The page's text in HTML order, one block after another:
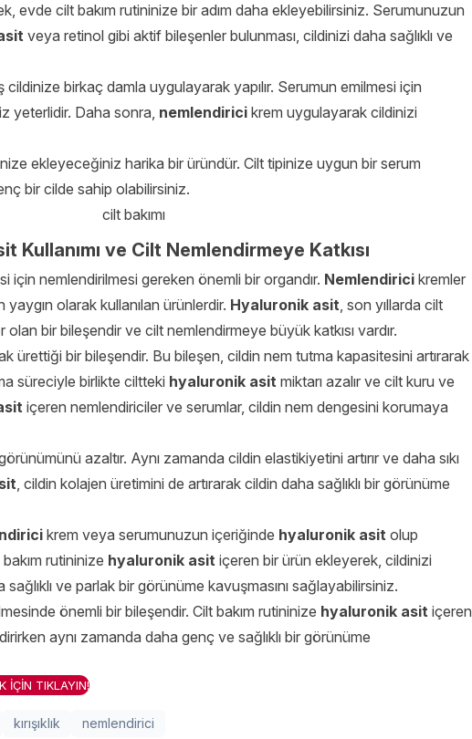
evde cilt bakım rutininize bir adım daha ekleyebilirsiniz. Serumunuzun
veya retinol gibi aktif bileşenler bulunması, cildinizi daha sağlıklı ve
cildinize birkaç damla uygulayarak yapılır. Serumun emilmesi için
yeterlidir. Daha sonra, nemlendirici krem uygulayarak cildinizi
ekleyeceğiniz harika bir üründür. Cilt tipinize uygun bir serum
bir cilde sahip olabilirsiniz.
Kullanımı ve Cilt Nemlendirmeye Katkısı
için nemlendirilmesi gereken önemli bir organdır. Nemlendirici kremler
olarak kullanılan ürünlerdir. Hyaluronik asit, son yıllarda cilt
bir bileşendir ve cilt nemlendirmeye büyük katkısı vardır.
ürettiği bir bileşendir. Bu bileşen, cildin nem tutma kapasitesini artırarak
süreciyle birlikte ciltteki hyaluronik asit miktarı azalır ve cilt kuru ve
içeren nemlendiriciler ve serumlar, cildin nem dengesini korumaya
azaltır. Aynı zamanda cildin elastikiyetini artırır ve daha sıkı
, cildin kolajen üretimini de artırarak cildin daha sağlıklı bir görünüme
krem veya serumunuzun içeriğinde hyaluronik asit olup
rutininize hyaluronik asit içeren bir ürün ekleyerek, cildinizi
ve parlak bir görünüme kavuşmasını sağlayabilirsiniz.
önemli bir bileşendir. Cilt bakım rutininize hyaluronik asit içeren
aynı zamanda daha genç ve sağlıklı bir görünüme
İÇİN TIKLAYIN!
kırışıklık nemlendirici